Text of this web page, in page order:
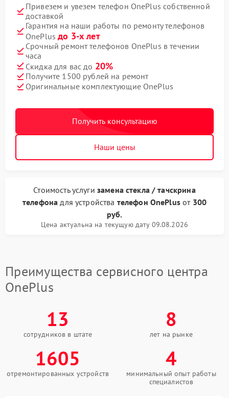
Привезем и увезем телефон OnePlus собственной
доставкой
Гарантия на наши работы по ремонту телефонов
OnePlusдо 3-х лет
Срочный ремонт телефонов OnePlus в течении
часа
Скидка для вас до 20%
Получите 1500 рублей на ремонт
Оригинальные комплектующие OnePlus
Получить консультацию
Наши цены
Стоимость услуги замена стекла / тачскрина
телефона для устройства телефон OnePlusот 300
руб.
Цена актуальна на текущую дату 09.08.2026
Преимущества сервисного центра
OnePlus
13
сотрудников в штате
8
лет на рынке
1605
отремонтированных устройств
4
минимальный опыт работы
специалистов